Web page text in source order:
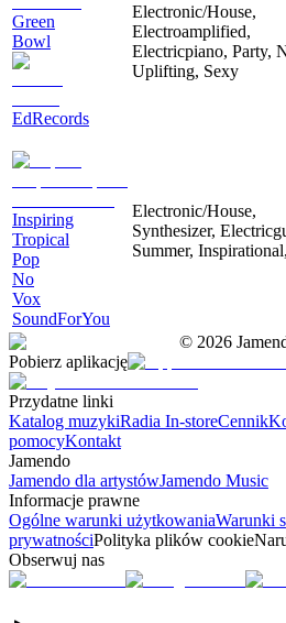
Green
Bowl
EdRecords
Electronic/House,
Electroamplified,
Electricpiano, Party,
Uplifting, Sexy
Inspiring
Tropical
Pop
No
Vox
SoundForYou
Electronic/House,
Synthesizer,
Summer,
© 2026
Pobierz aplikację
Przydatne linki
Katalog muzykiRadia In-storeCennik
pomocyKontakt
Jamendo
Jamendo dla artystówJamendo Music
Informacje prawne
Ogólne warunki użytkowaniaWarunki
prywatnościPolityka plików cookie
Obserwuj nas